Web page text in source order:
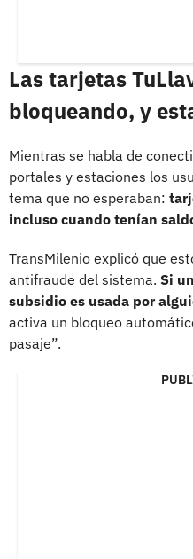
Las tarjetas
bloqueando, y
Mientras se habla de
portales y estaciones los
tema que no esperaban:
incluso cuando tenían
TransMilenio explicó que
antifraude del sistema. Si
subsidio es usada por
activa un bloqueo
pasaje”.